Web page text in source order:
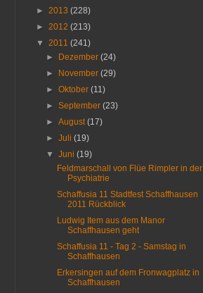
► 2013 (228)
► 2012 (213)
▼ 2011 (241)
►
Dezember(24)
►
November(29)
►Oktober(11)
►September(23)
►August(17)
►Juli(19)
▼Juni(19)
Feldmarschall von Flüe Rimpler in der
Psychiatrie
Schaffusia 11 Stadtfest Schaffhausen
2011 Rückblick
Ludwig Item aus dem Manor
Schaffhausen geht
Schaffusia 11 - Tag 2 - Samstag in
Schaffhausen
Erkersingen auf dem Fronwagplatz in
Schaffhausen